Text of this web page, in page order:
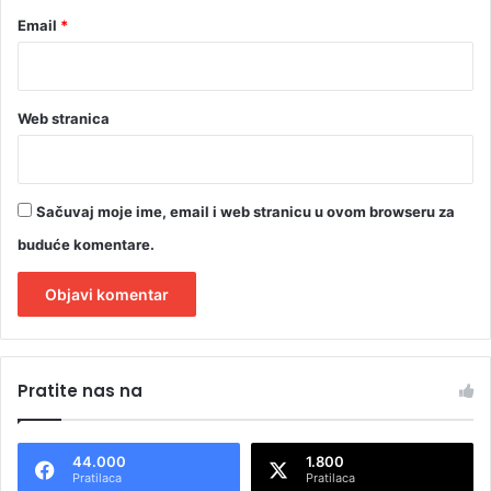
Email *
Web stranica
Sačuvaj moje ime, email i web stranicu u ovom browseru za
buduće komentare.
tPratite nas na
44.000
Pratilaca
1.800
Pratilaca